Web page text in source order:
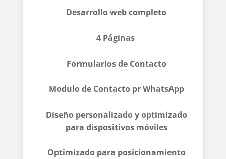
Desarrollo web completo
4 Páginas
Formularios de Contacto
Modulo de Contacto pr WhatsApp
Diseño personalizado y optimizado
para dispositivos móviles
Optimizado para posicionamiento